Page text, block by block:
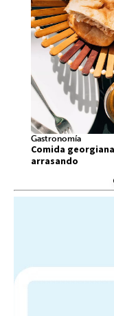
Gastronomía
Comida
arrasando